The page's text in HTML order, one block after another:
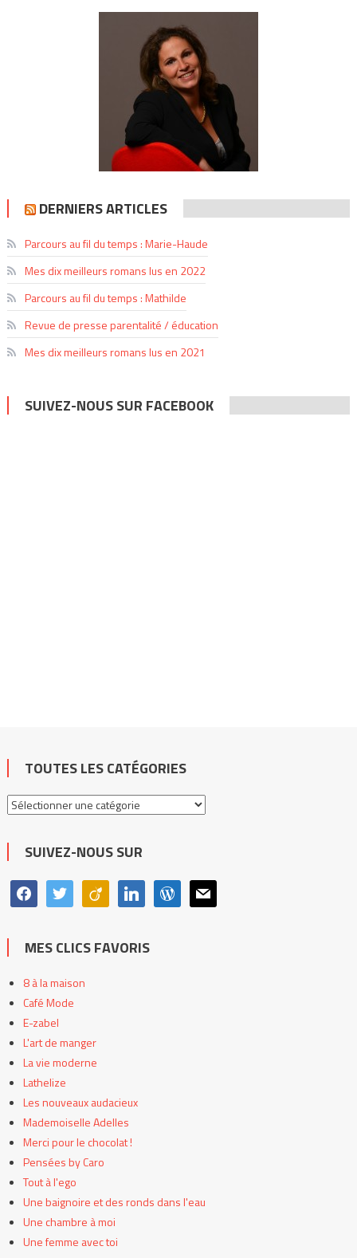
DERNIERS ARTICLES
Parcours au fil du temps : Marie-Haude
Mes dix meilleurs romans lus en 2022
Parcours au fil du temps : Mathilde
Revue de presse parentalité / éducation
Mes dix meilleurs romans lus en 2021
SUIVEZ-NOUS SUR FACEBOOK
TOUTES LES CATÉGORIES
Toutes
catégories
SUIVEZ-NOUS SUR
facebooktwitter viadeo linkedin wordpress
mail
MES CLICS FAVORIS
8 à la maison
Café Mode
E-zabel
L'art de manger
La vie moderne
Lathelize
Les nouveaux audacieux
Mademoiselle Adelles
Merci pour le chocolat !
Pensées by Caro
Tout à l'ego
Une baignoire et des ronds dans l'eau
Une chambre à moi
Une femme avec toi